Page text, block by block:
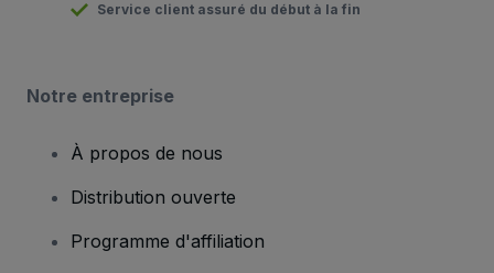
Service client assuré du début à la fin
Notre entreprise
À propos de nous
Distribution ouverte
Programme d'affiliation